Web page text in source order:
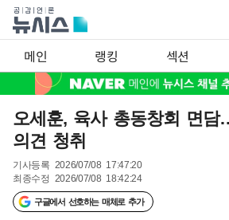
메인 랭킹 섹션
오세훈, 육사 총동창회 면담
의견 청취
기사등록 2026/07/08 17:47:20
최종수정 2026/07/08 18:42:24
구글에서 선호하는 매체로 추가